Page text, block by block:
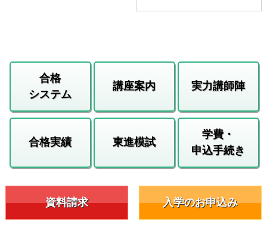
合格
システム
講座案内 実力講師陣
合格実績 東進模試
学費・
申込手続き
資料請求 入学のお申込み